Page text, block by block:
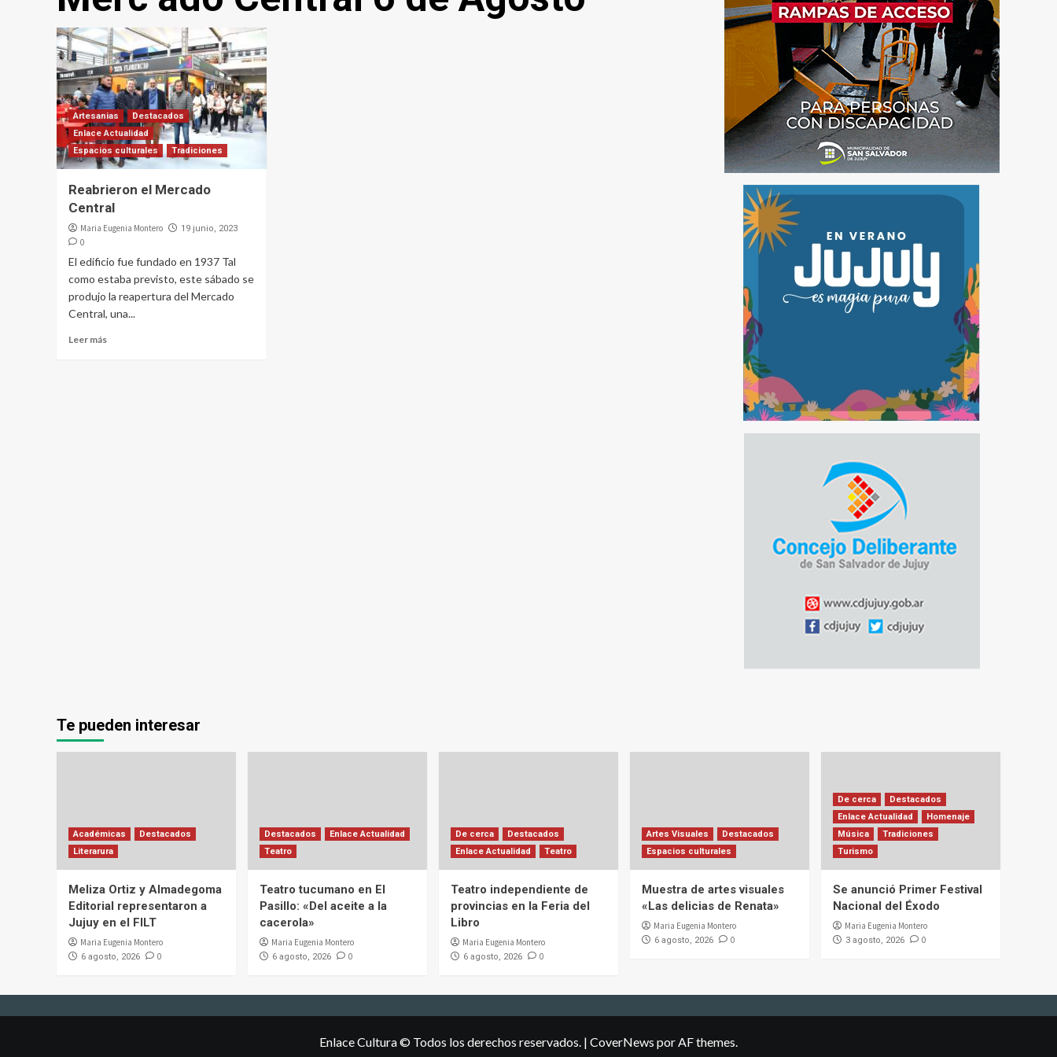
Artesanias
Destacados
Enlace Actualidad
Espacios culturales
Tradiciones
Reabrieron el Mercado
Central
Maria Eugenia Montero 19 junio, 2023
0
El edificio fue fundado en 1937 Tal
como estaba previsto, este sábado se
produjo la reapertura del Mercado
Central, una...
Leer más
Te pueden interesar
Académicas
Destacados
Literarura
Meliza Ortiz y Almadegoma
Editorial representaron a
Jujuy en el FILT
Maria Eugenia Montero
6 agosto, 2026 0
Destacados
Enlace Actualidad
Teatro
Teatro tucumano en El
Pasillo: «Del aceite a la
cacerola»
Maria Eugenia Montero
6 agosto, 2026 0
De cerca
Destacados
Enlace Actualidad
Teatro
Teatro independiente de
provincias en la Feria del
Libro
Maria Eugenia Montero
6 agosto, 2026 0
Artes Visuales
Destacados
Espacios culturales
Muestra de artes visuales
«Las delicias de Renata»
Maria Eugenia Montero
6 agosto, 2026 0
De cerca
Destacados
Enlace Actualidad
Homenaje
Música
Tradiciones
Turismo
Se anunció Primer Festival
Nacional del Éxodo
Maria Eugenia Montero
3 agosto, 2026 0
Enlace Cultura © Todos los derechos reservados. | CoverNews por AF themes.